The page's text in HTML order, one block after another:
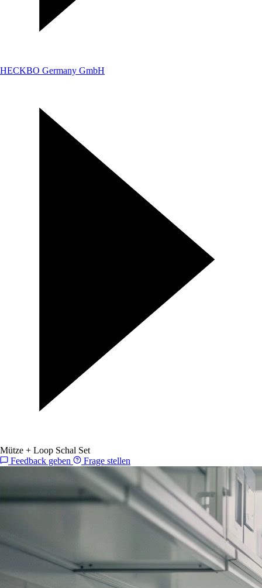
HECKBO Germany GmbH
Mütze + Loop Schal Set
Feedback geben
Frage stellen